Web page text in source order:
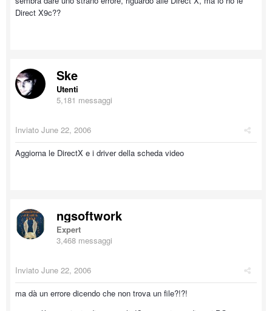
Direct X9c??
Ske
Utenti
5,181 messaggi
Inviato June 22, 2006
Aggiorna le DirectX e i driver della scheda video
ngsoftwork
Expert
3,468 messaggi
Inviato June 22, 2006
ma dà un errore dicendo che non trova un file?!?!